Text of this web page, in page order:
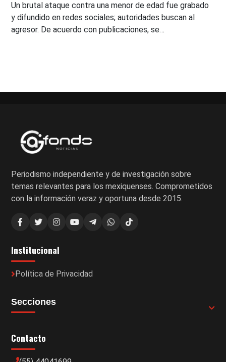
Un brutal ataque contra una menor de edad fue grabado
y difundido en redes sociales; autoridades buscan al
agresor. De acuerdo con publicaciones, se…
Periodismo independiente y de investigación sobre
temas relevantes para los mexiquenses. Comprometidos
con la información veraz y oportuna desde 2015.
Institucional
Política de Privacidad
Secciones
Contacto